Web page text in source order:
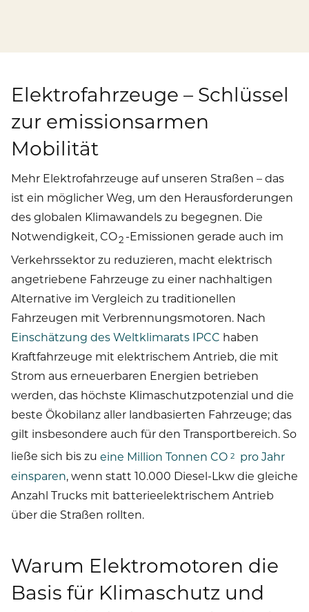
Corporate Governance
Kontakt & Service
Risikomanagement
Arbeiten bei uns
Professionals
Absolventen
Studenten
Datenschutzhinweise
DE EN
Elektrofahrzeuge – Schlüssel
zur emissionsarmen
Mobilität
Mehr Elektrofahrzeuge auf unseren Straßen – das
ist ein möglicher Weg, um den Herausforderungen
des globalen Klimawandels zu begegnen. Die
Notwendigkeit, CO2 -Emissionen gerade auch im
Verkehrssektor zu reduzieren, macht elektrisch
angetriebene Fahrzeuge zu einer nachhaltigen
Alternative im Vergleich zu traditionellen
Fahrzeugen mit Verbrennungsmotoren. Nach
Einschätzung des Weltklimarats IPCC haben
Kraftfahrzeuge mit elektrischem Antrieb, die mit
Strom aus erneuerbaren Energien betrieben
werden, das höchste Klimaschutzpotenzial und die
beste Ökobilanz aller landbasierten Fahrzeuge; das
gilt insbesondere auch für den Transportbereich. So
ließe sich bis zu eine Million Tonnen CO 2 pro Jahr
einsparen, wenn statt 10.000 Diesel-Lkw die gleiche
Anzahl Trucks mit batterieelektrischem Antrieb
über die Straßen rollten.
Warum Elektromotoren die
Basis für Klimaschutz und